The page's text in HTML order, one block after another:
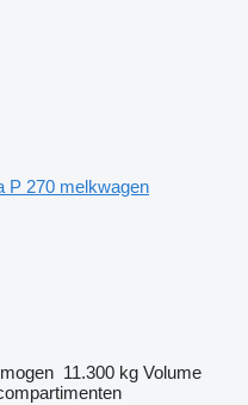
P 270 melkwagen
11.300 kg Volume